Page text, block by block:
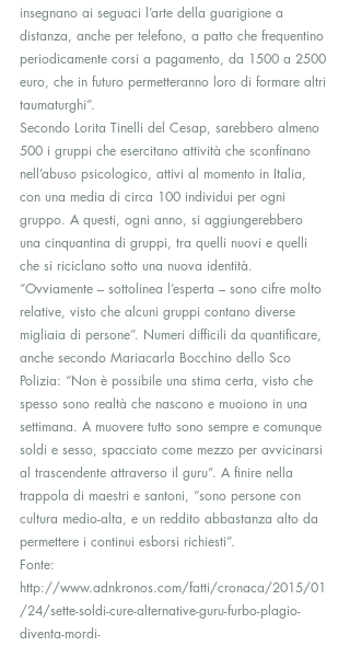
insegnano ai seguaci l’arte della guarigione a
distanza, anche per telefono, a patto che frequentino
periodicamente corsi a pagamento, da 1500 a 2500
euro, che in futuro permetteranno loro di formare altri
taumaturghi”.
Secondo Lorita Tinelli del Cesap, sarebbero almeno
500 i gruppi che esercitano attività che sconfinano
nell’abuso psicologico, attivi al momento in Italia,
con una media di circa 100 individui per ogni
gruppo. A questi, ogni anno, si aggiungerebbero
una cinquantina di gruppi, tra quelli nuovi e quelli
che si riciclano sotto una nuova identità.
“Ovviamente – sottolinea l’esperta – sono cifre molto
relative, visto che alcuni gruppi contano diverse
migliaia di persone”. Numeri difficili da quantificare,
anche secondo Mariacarla Bocchino dello Sco
Polizia: “Non è possibile una stima certa, visto che
spesso sono realtà che nascono e muoiono in una
settimana. A muovere tutto sono sempre e comunque
soldi e sesso, spacciato come mezzo per avvicinarsi
al trascendente attraverso il guru”. A finire nella
trappola di maestri e santoni, “sono persone con
cultura medio-alta, e un reddito abbastanza alto da
permettere i continui esborsi richiesti”.
Fonte:
http://www.adnkronos.com/fatti/cronaca/2015/01
/24/sette-soldi-cure-alternative-guru-furbo-plagio-
diventa-mordi-